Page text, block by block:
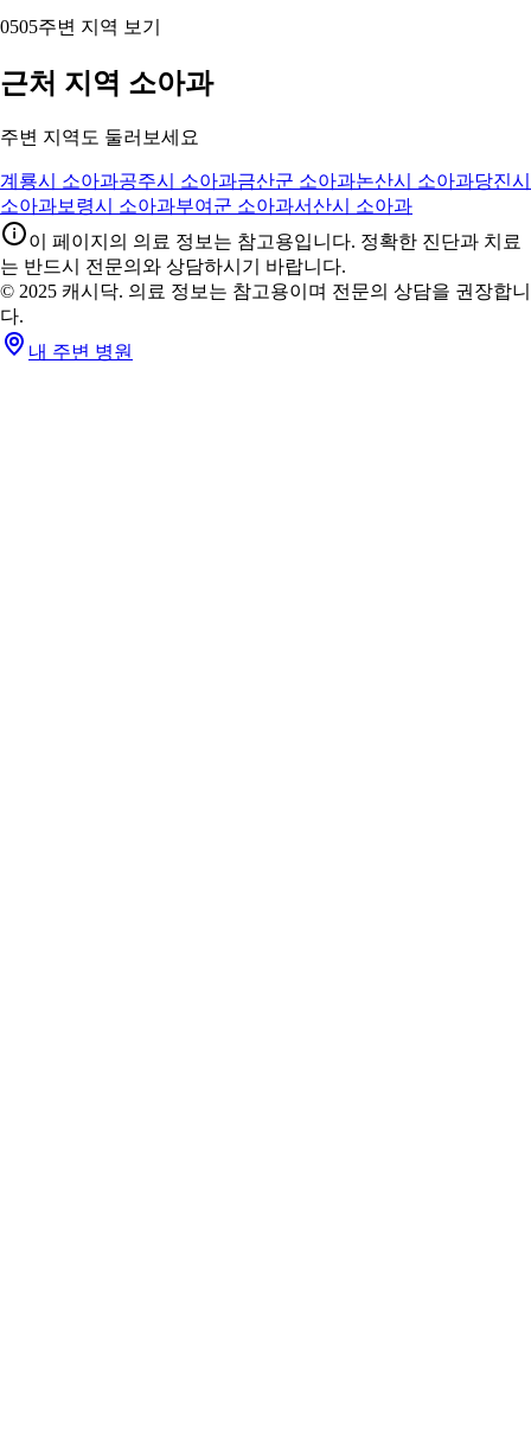
0505주변 지역 보기
근처 지역 소아과
주변 지역도 둘러보세요
계룡시 소아과공주시 소아과금산군 소아과논산시 소아과당진시
소아과보령시 소아과부여군 소아과서산시 소아과
이 페이지의 의료 정보는 참고용입니다. 정확한 진단과 치료
는 반드시 전문의와 상담하시기 바랍니다.
© 2025 캐시닥. 의료 정보는 참고용이며 전문의 상담을 권장합니
다.
내 주변 병원